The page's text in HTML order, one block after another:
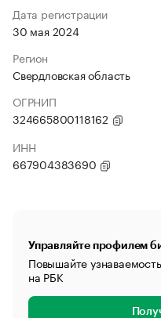
Дата регистрации
30 мая 2024
Регион
Свердловская область
ОГРНИП
324665800118162
ИНН
667904383690
Управляйте профилем
Повышайте
на РБК